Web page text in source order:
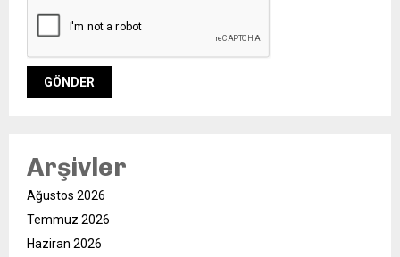
Arşivler
Ağustos 2026
Temmuz 2026
Haziran 2026